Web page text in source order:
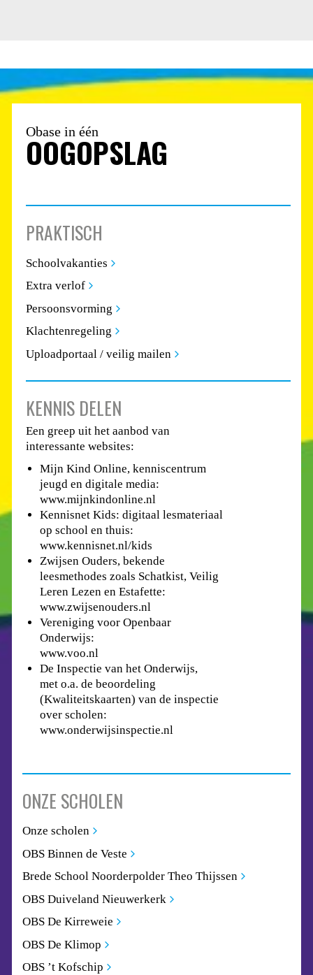
PRAKTISCH
Schoolvakanties
Extra verlof
Persoonsvorming
Klachtenregeling
Uploadportaal / veilig mailen
KENNIS DELEN
Een greep uit het aanbod van
interessante websites:
Mijn Kind Online, kenniscentrum
jeugd en digitale media:
www.mijnkindonline.nl
Kennisnet Kids: digitaal lesmateriaal
op school en thuis:
www.kennisnet.nl/kids
Zwijsen Ouders, bekende
leesmethodes zoals Schatkist, Veilig
Leren Lezen en Estafette:
www.zwijsenouders.nl
Vereniging voor Openbaar
Onderwijs:
www.voo.nl
De Inspectie van het Onderwijs,
met o.a. de beoordeling
(Kwaliteitskaarten) van de inspectie
over scholen:
www.onderwijsinspectie.nl
ONZE SCHOLEN
Onze scholen
OBS Binnen de Veste
Brede School Noorderpolder Theo Thijssen
OBS Duiveland Nieuwerkerk
OBS De Kirreweie
OBS De Klimop
OBS ’t Kofschip
Obase in één
OOGOPSLAG